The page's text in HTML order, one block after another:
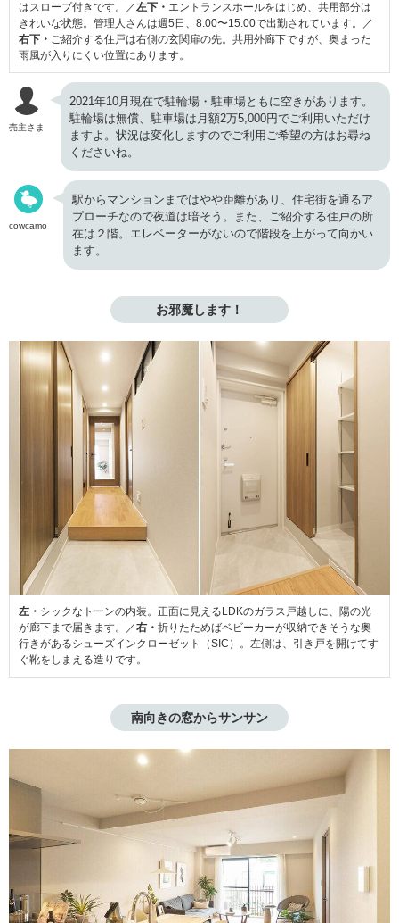
はスロープ付きです。／左下・ エントランスホールをはじめ、共用部分は
きれいな状態。管理人さんは週5日、8:00〜15:00で出勤されています。／
右下・ ご紹介する住戸は右側の玄関扉の先。共用外廊下ですが、奥まった
雨風が入りにくい位置にあります。
売主さま
2021年10月現在で駐輪場・駐車場ともに空きがあります。
駐輪場は無償、駐車場は月額2万5,000円でご利用いただけ
ますよ。状況は変化しますのでご利用ご希望の方はお尋ね
くださいね。
cowcamo
駅からマンションまではやや距離があり、住宅街を通るア
プローチなので夜道は暗そう。また、ご紹介する住戸の所
在は２階。エレベーターがないので階段を上がって向かい
ます。
お邪魔します！
左・ シックなトーンの内装。正面に見えるLDKのガラス戸越しに、陽の光
が廊下まで届きます。／右・ 折りたためばベビーカーが収納できそうな奥
行きがあるシューズインクローゼット（SIC）。左側は、引き戸を開けてす
ぐ靴をしまえる造りです。
南向きの窓からサンサン